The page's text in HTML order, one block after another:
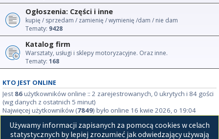
Ogłoszenia: Części i inne
kupię / sprzedam / zamienię / wymienię /dam / nie dam
Tematy: 9428
Katalog firm
Warsztaty, usługi i sklepy motoryzacyjne. Oraz inne.
Tematy: 168
KTO JEST ONLINE
Jest 86użytkowników online :: 2 zarejestrowanych, 0 ukrytych i 84 gości
(wg danych z ostatnich 5 minut)
Najwięcej użytkowników (7849) było online 16 kwie 2026, o 19:04
STATYSTYKI
Używamy informacji zapisanych za pomocą cookies w celach
statystycznych by lepiej zrozumieć jak odwiedzający używają